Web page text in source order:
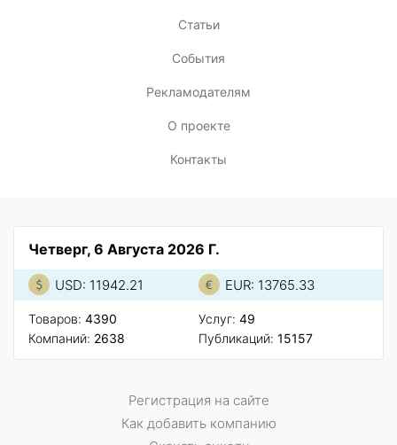
Статьи
События
Рекламодателям
О проекте
Контакты
Четверг, 6 Августа 2026 Г.
USD: 11942.21 EUR: 13765.33
Товаров: 4390
Компаний: 2638
Услуг: 49
Публикаций: 15157
Регистрация на сайте
Как добавить компанию